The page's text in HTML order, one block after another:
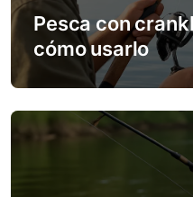
Pesca con
cómo usarlo